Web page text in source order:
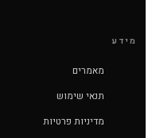
מידע
מאמרים
תנאי שימוש
מדיניות פרטיות